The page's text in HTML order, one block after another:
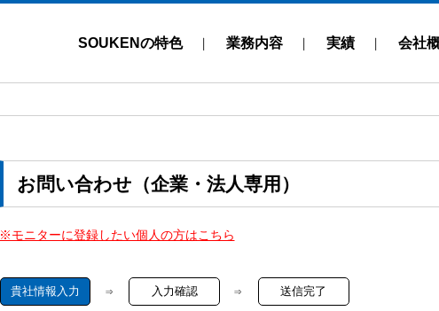
SOUKENの特色 業務内容 実績 会社
お問い合わせ（企業・法人専用）
※モニターに登録したい個人の方はこちら
貴社情報入力 ⇒ 入力確認 ⇒ 送信完了